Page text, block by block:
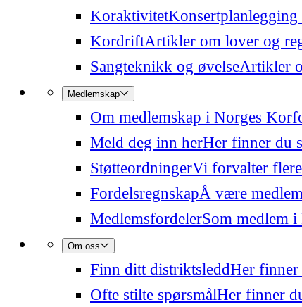
Koraktivitet
KordriftArtikler om lover og
Sangteknikk og øvelseArtikler
Medlemskap
Om medlemskap i Norges
Meld deg inn herHer finner du
StøtteordningerVi forvalter
FordelsregnskapÅ være
MedlemsfordelerSom medlem
Om oss
Finn ditt distriktsleddHer finner
Ofte stilte spørsmålHer finner